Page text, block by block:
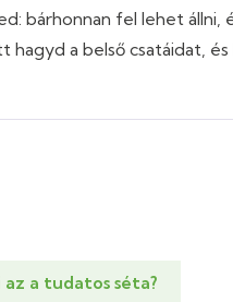
bárhonnan fel lehet állni,
hagyd a belső csatáidat,
az a tudatos séta?